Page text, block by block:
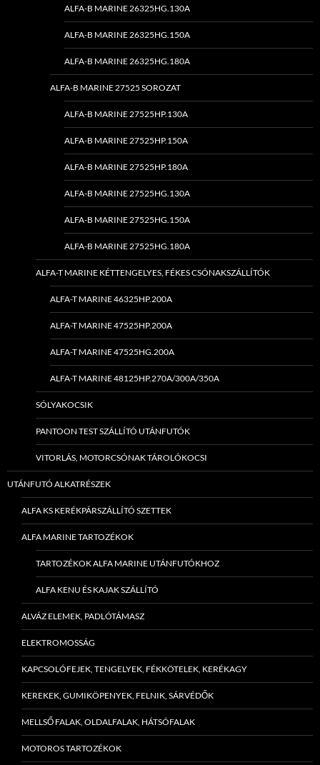
ALFA-B MARINE 26325HG.130A
ALFA-B MARINE 26325HG.150A
ALFA-B MARINE 26325HG.180A
ALFA-B MARINE 27525 SOROZAT
ALFA-B MARINE 27525HP.130A
ALFA-B MARINE 27525HP.150A
ALFA-B MARINE 27525HP.180A
ALFA-B MARINE 27525HG.130A
ALFA-B MARINE 27525HG.150A
ALFA-B MARINE 27525HG.180A
ALFA-T MARINE KÉTTENGELYES, FÉKES CSÓNAKSZÁLLÍTÓK
ALFA-T MARINE 46325HP.200A
ALFA-T MARINE 47525HP.200A
ALFA-T MARINE 47525HG.200A
ALFA-T MARINE 48125HP.270A/300A/350A
SÓLYAKOCSIK
PANTOON TEST SZÁLLÍTÓ UTÁNFUTÓK
VITORLÁS, MOTORCSÓNAK TÁROLÓKOCSI
UTÁNFUTÓ ALKATRÉSZEK
ALFA KS KERÉKPÁRSZÁLLÍTÓ SZETTEK
ALFA MARINE TARTOZÉKOK
TARTOZÉKOK ALFA MARINE UTÁNFUTÓKHOZ
ALFA KENU ÉS KAJAK SZÁLLÍTÓ
ALVÁZ ELEMEK, PADLÓTÁMASZ
ELEKTROMOSSÁG
KAPCSOLÓFEJEK, TENGELYEK, FÉKKÖTELEK, KERÉKAGY
KEREKEK, GUMIKÖPENYEK, FELNIK, SÁRVÉDŐK
MELLSŐ FALAK, OLDALFALAK, HÁTSÓFALAK
MOTOROS TARTOZÉKOK